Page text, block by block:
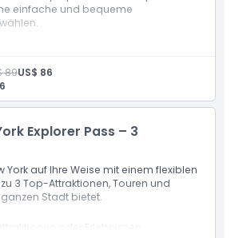
und Erwachsene
einfache und bequeme
New Yorker Sehenswürdigkeiten
mit Informationen zu den
ab der ersten Nutzung
89US$ 86
Explorer Pass – 3
York auf Ihre Weise mit einem flexiblen
3 Top-Attraktionen, Touren und
Stadt bietet.
oder Erlebnissen